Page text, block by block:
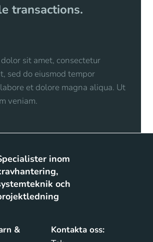
transactions.
sit amet, consectetur
sed do eiusmod tempor
et dolore magna aliqua. Ut
veniam.
inom
och
&
Kontakta oss: